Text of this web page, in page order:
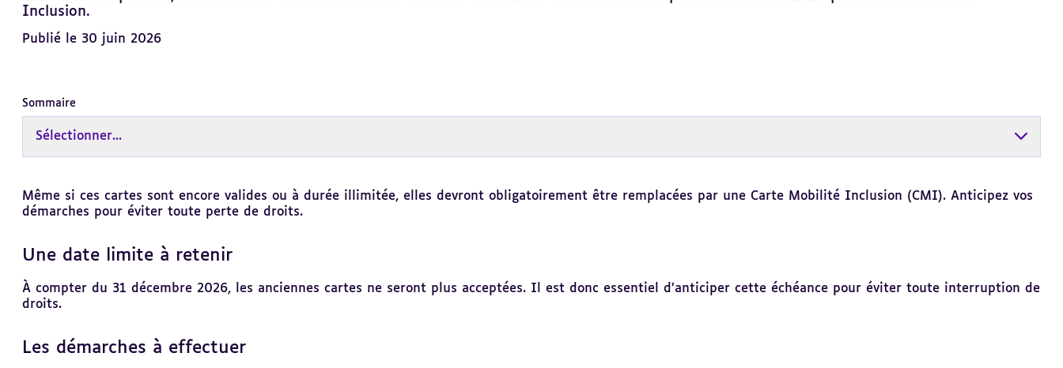
Inclusion.
Publié le 30 juin 2026
Sommaire
Sélectionner...
Même si ces cartes sont encore valides ou à durée illimitée, elles devront obligatoirement être remplacées par une Carte Mobilité Inclusion (CMI). Anticipez vos
démarches pour éviter toute perte de droits.
Une date limite à retenir
À compter du 31 décembre 2026, les anciennes cartes ne seront plus acceptées. Il est donc essentiel d’anticiper cette échéance pour éviter toute interruption de
droits.
Les démarches à effectuer
au
sommaire